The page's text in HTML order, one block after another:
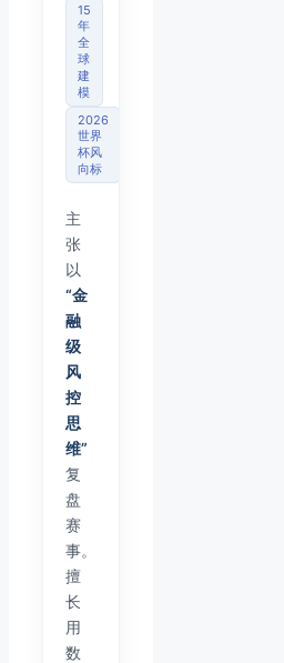
15
年
全
球
建
模
2026
世界
杯风
向标
主
张
以
“金
融
级
风
控
思
维”
复
盘
赛
事。
擅
长
用
数